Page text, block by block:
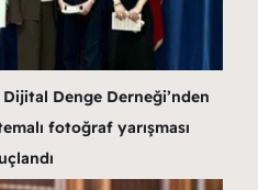
Denge Derneği’nden
fotoğraf yarışması